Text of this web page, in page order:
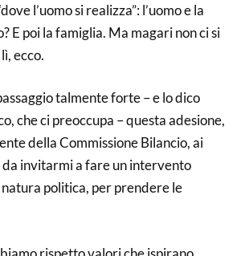
l’uomo si realizza”: l’uomo e la
E poi la famiglia. Ma magari non ci si
ecco.
talmente forte – e lo dico
che ci preoccupa – questa adesione,
della Commissione Bilancio, ai
invitarmi a fare un intervento
politica, per prendere le